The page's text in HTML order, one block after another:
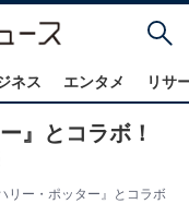
ネス エンタメ リサ
』とコラボ！
リー・ポッター』とコラボ